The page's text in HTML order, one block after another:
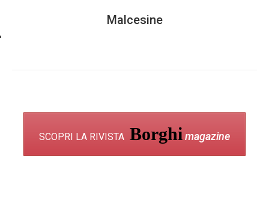
Malcesine
SCOPRI LA RIVISTA Borghi magazine